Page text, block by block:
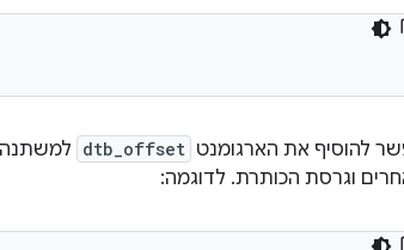
להוסיף את הארגומנט dtb_offset למשתנה
וגרסת הכותרת. לדוגמה: